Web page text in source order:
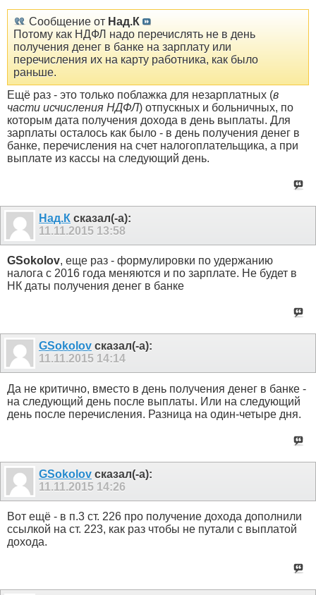
Сообщение от Над.К
Потому как НДФЛ надо перечислять не в день
получения денег в банке на зарплату или
перечисления их на карту работника, как было
раньше.
Ещё раз - это только поблажка для незарплатных (в
части исчисления НДФЛ) отпускных и больничных, по
которым дата получения дохода в день выплаты. Для
зарплаты осталось как было - в день получения денег в
банке, перечисления на счет налогоплательщика, а при
выплате из кассы на следующий день.
Над.К сказал(-а):
11.11.2015 13:58
GSokolov, еще раз - формулировки по удержанию
налога с 2016 года меняются и по зарплате. Не будет в
НК даты получения денег в банке
GSokolov сказал(-а):
11.11.2015 14:14
Да не критично, вместо в день получения денег в банке -
на следующий день после выплаты. Или на следующий
день после перечисления. Разница на один-четыре дня.
GSokolov сказал(-а):
11.11.2015 14:26
Вот ещё - в п.3 ст. 226 про получение дохода дополнили
ссылкой на ст. 223, как раз чтобы не путали с выплатой
дохода.